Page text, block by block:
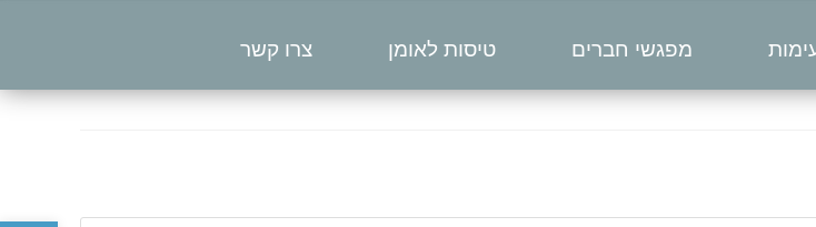
מפגשי חברים טיסות לאומן צרו קשר